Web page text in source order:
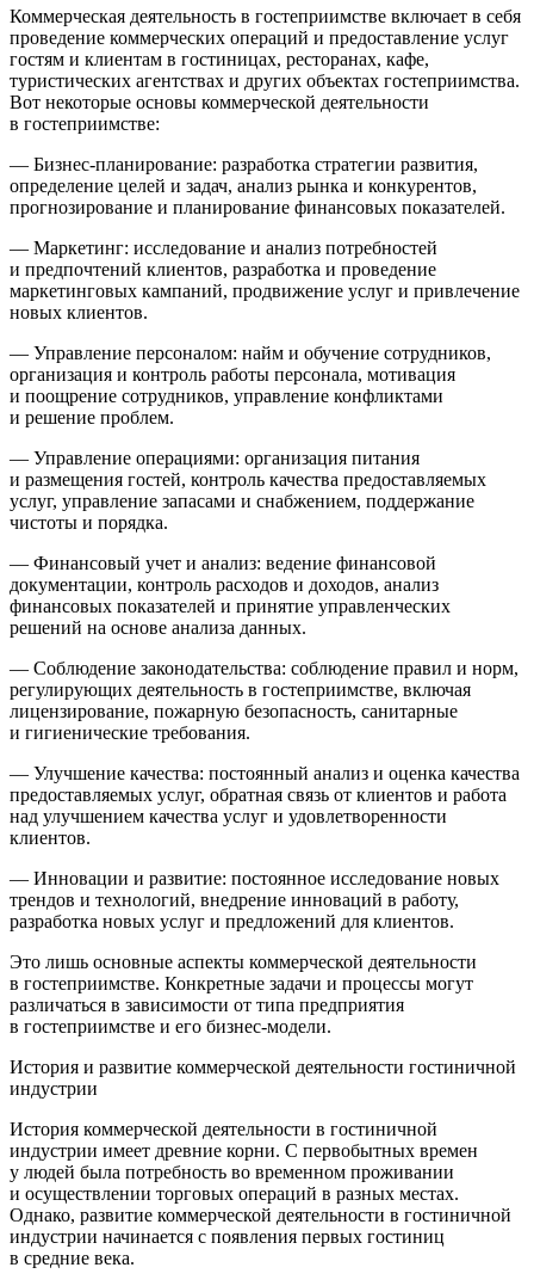
Коммерческая деятельность в гостеприимстве включает в себя
проведение коммерческих операций и предоставление услуг
гостям и клиентам в гостиницах, ресторанах, кафе,
туристических агентствах и других объектах гостеприимства.
Вот некоторые основы коммерческой деятельности
в гостеприимстве:
— Бизнес-планирование: разработка стратегии развития,
определение целей и задач, анализ рынка и конкурентов,
прогнозирование и планирование финансовых показателей.
— Маркетинг: исследование и анализ потребностей
и предпочтений клиентов, разработка и проведение
маркетинговых кампаний, продвижение услуг и привлечение
новых клиентов.
— Управление персоналом: найм и обучение сотрудников,
организация и контроль работы персонала, мотивация
и поощрение сотрудников, управление конфликтами
и решение проблем.
— Управление операциями: организация питания
и размещения гостей, контроль качества предоставляемых
услуг, управление запасами и снабжением, поддержание
чистоты и порядка.
— Финансовый учет и анализ: ведение финансовой
документации, контроль расходов и доходов, анализ
финансовых показателей и принятие управленческих
решений на основе анализа данных.
— Соблюдение законодательства: соблюдение правил и норм,
регулирующих деятельность в гостеприимстве, включая
лицензирование, пожарную безопасность, санитарные
и гигиенические требования.
— Улучшение качества: постоянный анализ и оценка качества
предоставляемых услуг, обратная связь от клиентов и работа
над улучшением качества услуг и удовлетворенности
клиентов.
— Инновации и развитие: постоянное исследование новых
трендов и технологий, внедрение инноваций в работу,
разработка новых услуг и предложений для клиентов.
Это лишь основные аспекты коммерческой деятельности
в гостеприимстве. Конкретные задачи и процессы могут
различаться в зависимости от типа предприятия
в гостеприимстве и его бизнес-модели.
История и развитие коммерческой деятельности гостиничной
индустрии
История коммерческой деятельности в гостиничной
индустрии имеет древние корни. С первобытных времен
у людей была потребность во временном проживании
и осуществлении торговых операций в разных местах.
Однако, развитие коммерческой деятельности в гостиничной
индустрии начинается с появления первых гостиниц
в средние века.